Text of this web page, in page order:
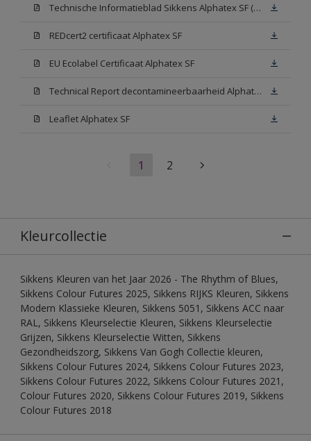
Technische Informatieblad Sikkens Alphatex SF (PDF)
REDcert2 certificaat Alphatex SF
EU Ecolabel Certificaat Alphatex SF
Technical Report decontamineerbaarheid Alphatex SF
Leaflet Alphatex SF
1 2
Kleurcollectie
Sikkens Kleuren van het Jaar 2026 - The Rhythm of Blues,
Sikkens Colour Futures 2025, Sikkens RIJKS Kleuren, Sikkens
Modern Klassieke Kleuren, Sikkens 5051, Sikkens ACC naar
RAL, Sikkens Kleurselectie Kleuren, Sikkens Kleurselectie
Grijzen, Sikkens Kleurselectie Witten, Sikkens
Gezondheidszorg, Sikkens Van Gogh Collectie kleuren,
Sikkens Colour Futures 2024, Sikkens Colour Futures 2023,
Sikkens Colour Futures 2022, Sikkens Colour Futures 2021,
Colour Futures 2020, Sikkens Colour Futures 2019, Sikkens
Colour Futures 2018